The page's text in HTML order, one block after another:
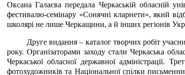
Оксана Галаєва передала Черкаській обласній
фестивалю-семінару «Сонячні кларнети», який
школярі не лише Черкащини, а й інших регіонів
Друге видання – каталог творчих робіт
року. Організаторами заходу стали Черкаська
Черкаської обласної державної адміністрації.
фотохудожників та Національної спілки